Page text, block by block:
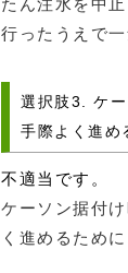
たん注水を中
行ったうえで
選択肢3. ケ
手際よく進め
不適当です。
ケーソン据付
く進めるため